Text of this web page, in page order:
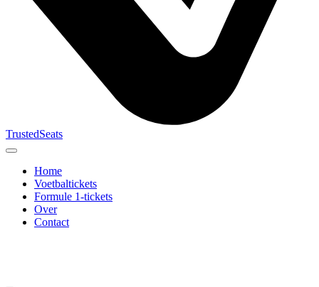
TrustedSeats
Home
Voetbaltickets
Formule 1-tickets
Over
Contact